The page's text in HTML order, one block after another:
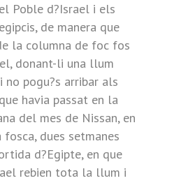
Poble d?Israel i els
de manera que
la columna de foc fos
donant-li una llum
no pogu?s arribar als
havia passat en la
del mes de Nissan, en
dues setmanes
d?Egipte, en que
rebien tota la llum i